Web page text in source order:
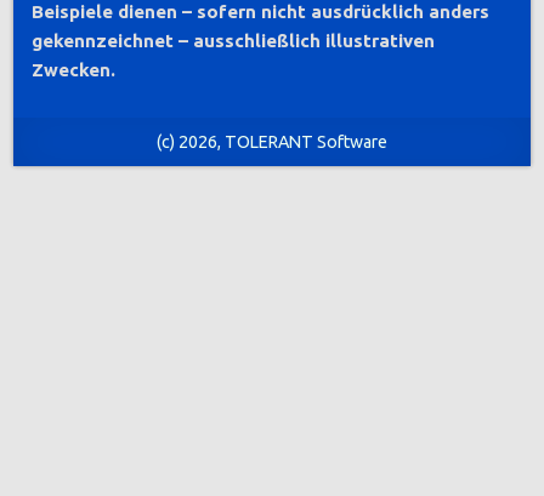
Beispiele dienen – sofern nicht ausdrücklich anders
gekennzeichnet – ausschließlich illustrativen
Zwecken.
(c) 2026, TOLERANT Software